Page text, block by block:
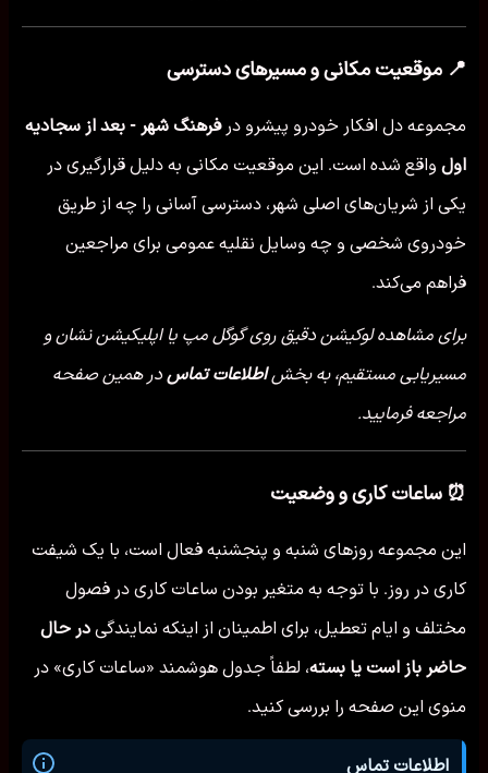
📍 موقعیت مکانی و مسیرهای دسترسی
مجموعه دل افکار خودرو پیشرو درفرهنگ شهر - بعد از سجادیه
اول واقع شده است. این موقعیت مکانی به دلیل قرارگیری در
یکی از شریان‌های اصلی شهر، دسترسی آسانی را چه از طریق
خودروی شخصی و چه وسایل نقلیه عمومی برای مراجعین
فراهم می‌کند.
برای مشاهده لوکیشن دقیق روی گوگل مپ یا اپلیکیشن نشان و
مسیریابی مستقیم، به بخشاطلاعات تماس در همین صفحه
مراجعه فرمایید.
⏰ ساعات کاری و وضعیت
این مجموعه روزهای شنبه و پنجشنبه فعال است، با یک شیفت
کاری در روز. با توجه به متغیر بودن ساعات کاری در فصول
مختلف و ایام تعطیل، برای اطمینان از اینکه نمایندگی در حال
حاضر باز است یا بسته، لطفاً جدول هوشمند «ساعات کاری» در
منوی این صفحه را بررسی کنید.
اطلاعات تماس